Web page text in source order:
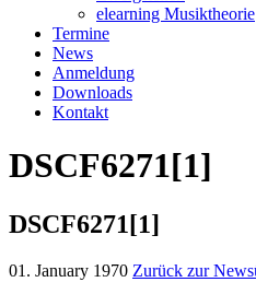
elearning Musiktheorie
Termine
News
Anmeldung
Downloads
Kontakt
DSCF6271[1]
DSCF6271[1]
01. January 1970 Zurück zur